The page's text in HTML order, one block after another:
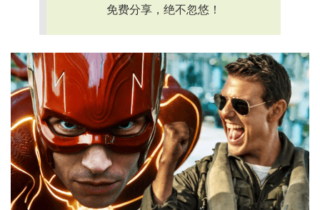
免费分享，绝不忽悠！